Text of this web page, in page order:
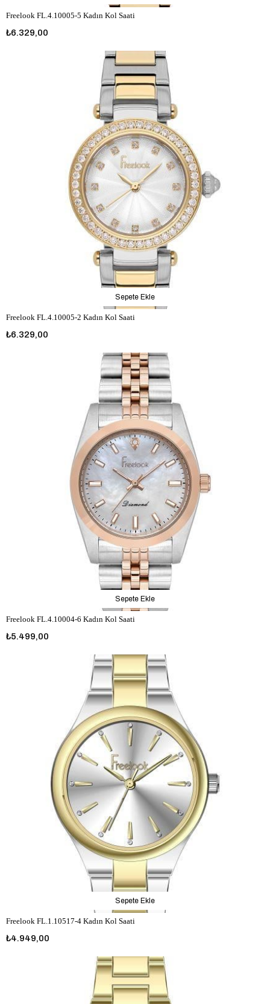
Freelook FL.4.10005-5 Kadın Kol Saati
₺6.329,00
Freelook FL.4.10005-2 Kadın Kol Saati
₺6.329,00
Sepete Ekle
Freelook FL.4.10004-6 Kadın Kol Saati
₺5.499,00
Sepete Ekle
Freelook FL.1.10517-4 Kadın Kol Saati
₺4.949,00
Sepete Ekle